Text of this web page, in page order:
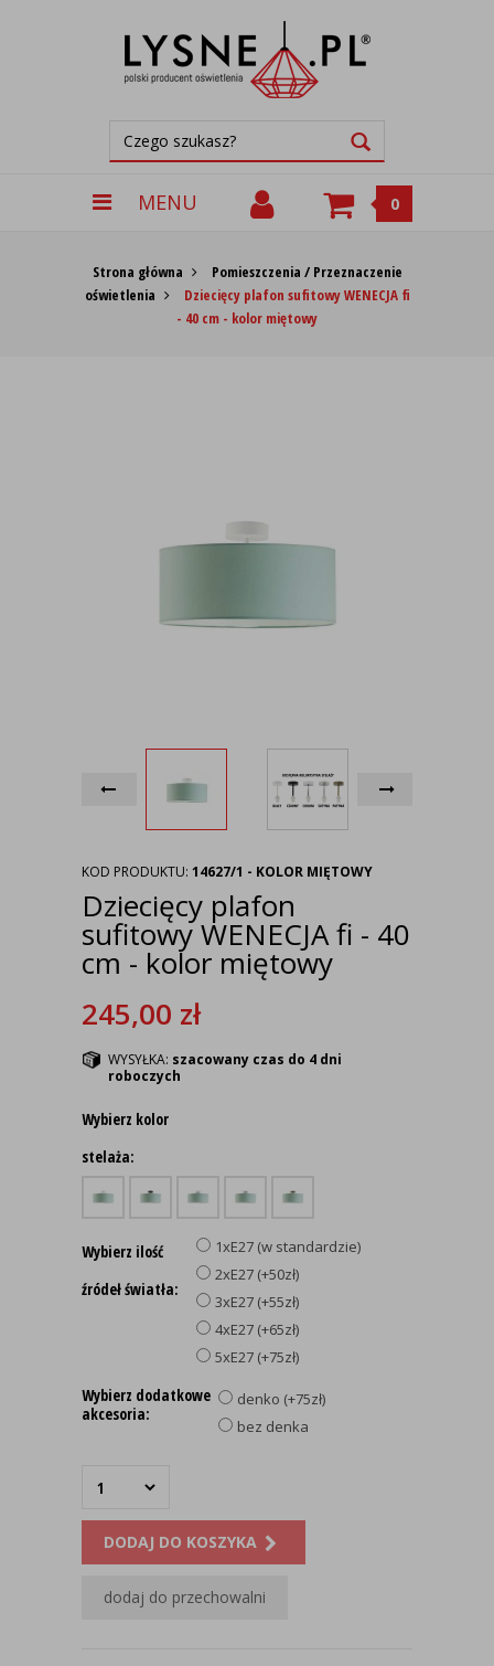
MENU 0
Strona główna
Pomieszczenia / Przeznaczenie
oświetlenia
Dziecięcy plafon sufitowy WENECJA fi
- 40 cm - kolor miętowy
KOD PRODUKTU: 14627/1 - KOLOR MIĘTOWY
Dziecięcy plafon
sufitowy WENECJA fi - 40
cm - kolor miętowy
245,00 zł
WYSYŁKA: szacowany czas do 4 dni
roboczych
Wybierz kolor
stelaża:
Wybierz ilość
źródeł światła:
1xE27 (w standardzie)
2xE27 (+50zł)
3xE27 (+55zł)
4xE27 (+65zł)
5xE27 (+75zł)
Wybierz dodatkowe
akcesoria:
denko (+75zł)
bez denka
DODAJ DO KOSZYKA
dodaj do przechowalni